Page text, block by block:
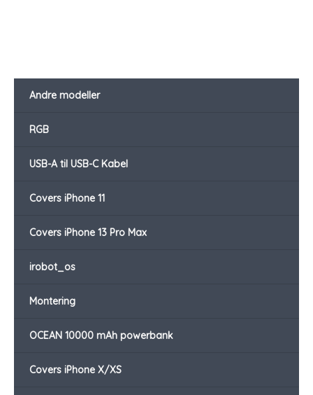
Andre modeller
RGB
USB-A til USB-C Kabel
Covers iPhone 11
Covers iPhone 13 Pro Max
irobot_os
Montering
OCEAN 10000 mAh powerbank
Covers iPhone X/XS